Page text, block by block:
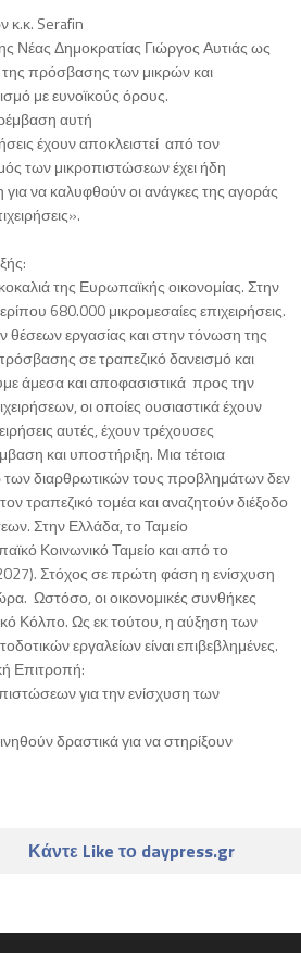
κ.κ. Serafin
Νέας Δημοκρατίας Γιώργος Αυτιάς ως
της πρόσβασης των μικρών και
με ευνοϊκούς όρους.
αυτή
έχουν αποκλειστεί από τον
των μικροπιστώσεων έχει ήδη
για να καλυφθούν οι ανάγκες της αγοράς
της Ευρωπαϊκής οικονομίας. Στην
680.000 μικρομεσαίες επιχειρήσεις.
θέσεων εργασίας και στην τόνωση της
σε τραπεζικό δανεισμό και
άμεσα και αποφασιστικά προς την
οι οποίες ουσιαστικά έχουν
αυτές, έχουν τρέχουσες
και υποστήριξη. Μια τέτοια
διαρθρωτικών τους προβλημάτων δεν
τραπεζικό τομέα και αναζητούν διέξοδο
Στην Ελλάδα, το Ταμείο
Κοινωνικό Ταμείο και από το
Στόχος σε πρώτη φάση η ενίσχυση
Ωστόσο, οι οικονομικές συνθήκες
Κόλπο. Ως εκ τούτου, η αύξηση των
εργαλείων είναι επιβεβλημένες.
Επιτροπή:
για την ενίσχυση των
δραστικά για να στηρίξουν
Κάντε Like το daypress.gr